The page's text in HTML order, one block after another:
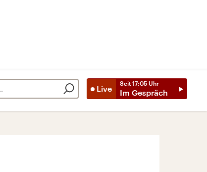
Live
Seit 17:05 Uhr
Im Gespräch